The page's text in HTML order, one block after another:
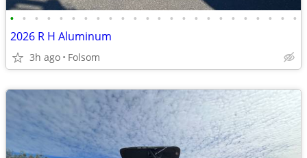
• • • • • • • • • • • • • • • • • • • • • • • •
2026 R H Aluminum
3h ago Folsom